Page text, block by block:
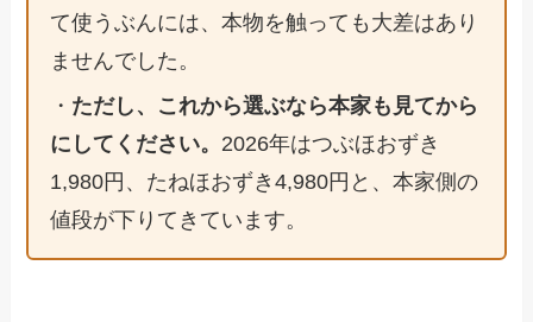
て使うぶんには、本物を触っても大差はあり
ませんでした。
・ ただし、これから選ぶなら本家も見てから
にしてください。 2026年はつぶほおずき
1,980円、たねほおずき4,980円と、本家側の
値段が下りてきています。